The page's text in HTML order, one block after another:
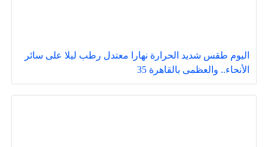
اليوم طقس شديد الحرارة نهارا معتدل رطب ليلا على سائر
الأنحاء.. والعظمى بالقاهرة 35